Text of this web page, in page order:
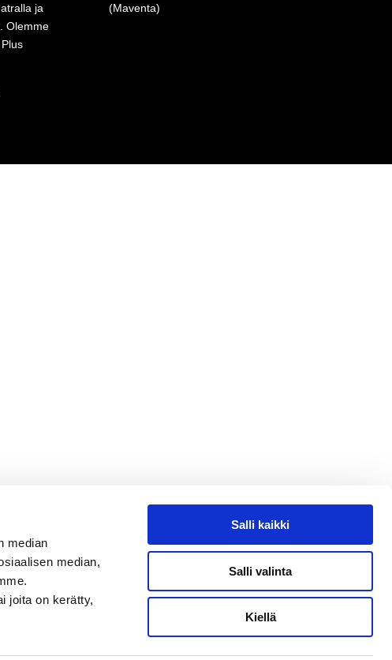
median
median,
joita on kerätty,
Salli kaikki
Salli valinta
Kiellä
ja
Olemme
(Maventa)